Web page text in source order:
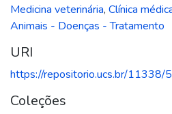
Medicina veterinária, Clínica
Animais - Doenças - Tratamento
URI
https://repositorio.ucs.br/11338/
Coleções